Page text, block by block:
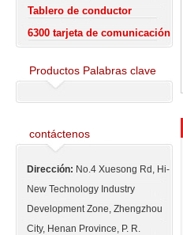
Tablero de conductor
6300 tarjeta de comunicación
Productos Palabras clave
contáctenos
Dirección: No.4 Xuesong Rd, Hi-
New Technology Industry
Development Zone, Zhengzhou
City, Henan Province, P. R.